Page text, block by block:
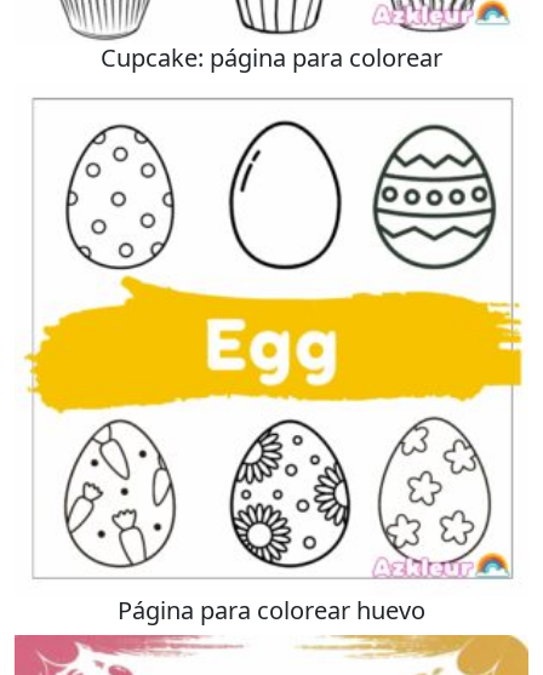
Cupcake: página para colorear
Página para colorear huevo